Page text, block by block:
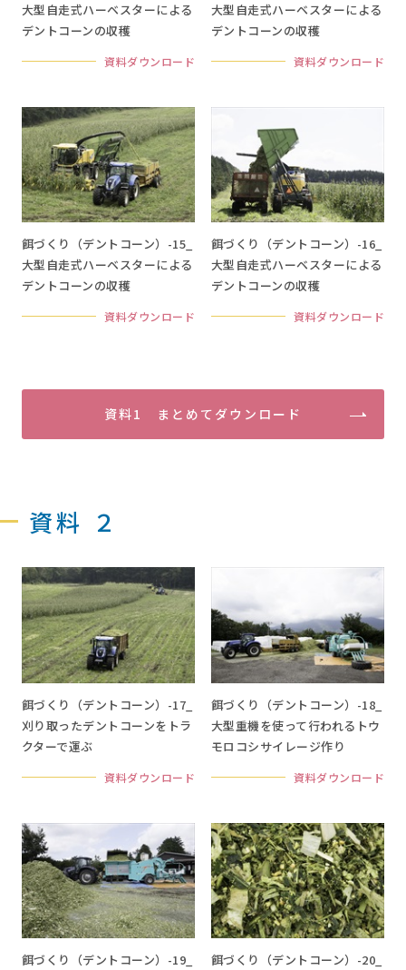
大型自走式ハーベスターによる
デントコーンの収穫
資料ダウンロード
大型自走式ハーベスターによる
デントコーンの収穫
資料ダウンロード
餌づくり（デントコーン）-15_
大型自走式ハーベスターによる
デントコーンの収穫
資料ダウンロード
餌づくり（デントコーン）-16_
大型自走式ハーベスターによる
デントコーンの収穫
資料ダウンロード
資料1 まとめてダウンロード
資料 ２
餌づくり（デントコーン）-17_
刈り取ったデントコーンをトラ
クターで運ぶ
資料ダウンロード
餌づくり（デントコーン）-18_
大型重機を使って行われるトウ
モロコシサイレージ作り
資料ダウンロード
餌づくり（デントコーン）-19_
餌づくり（デントコーン）-20_